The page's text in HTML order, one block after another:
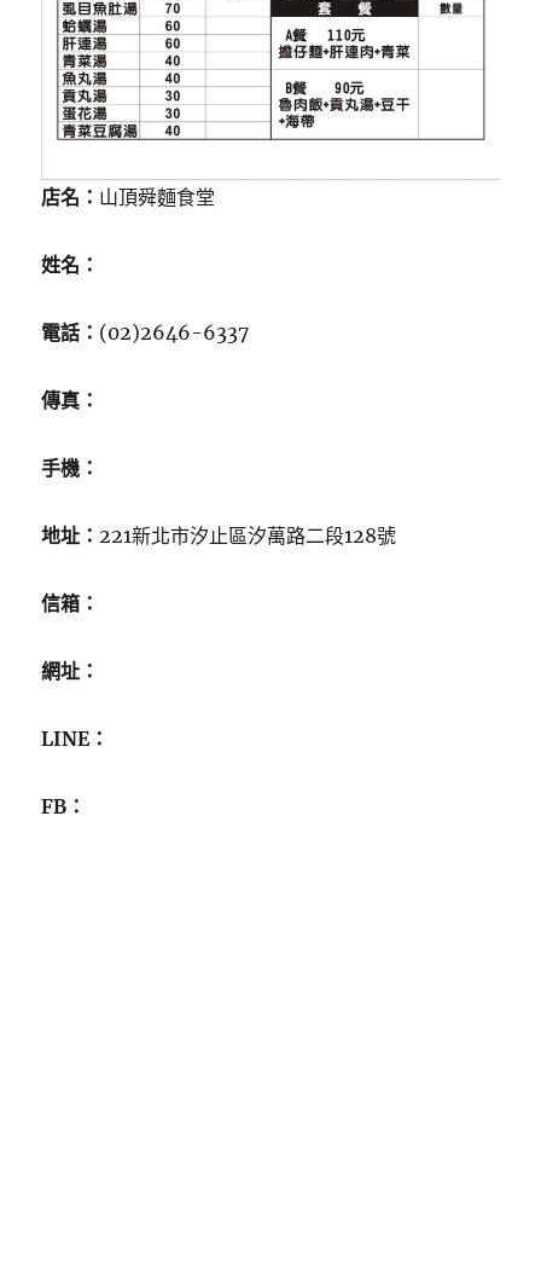
店名： 山頂舜麵食堂
姓名：
電話： (02)2646-6337
傳真：
手機：
地址： 221新北市汐止區汐萬路二段128號
信箱：
網址：
LINE：
FB：